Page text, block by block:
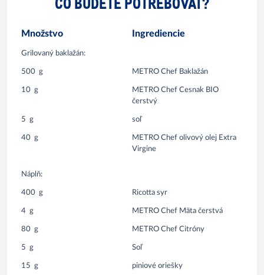
Množstvo Ingrediencie
Grilovaný baklažán:
500 g METRO Chef Baklažán
10 g
METRO Chef Cesnak BIO
čerstvý
5 g soľ
40 g
METRO Chef olivový olej Extra
Virgine
Náplň:
400 g Ricotta syr
4 g METRO Chef Mäta čerstvá
80 g METRO Chef Citróny
5 g Soľ
15 g piniové oriešky